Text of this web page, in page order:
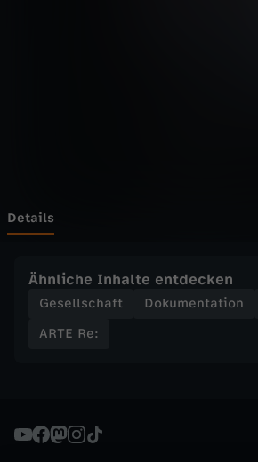
i
l
z
Details
Ähnliche Inhalte entdecken
Gesellschaft Dokumentation
ARTE Re: